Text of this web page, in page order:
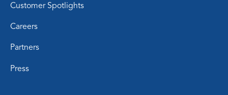
Customer Spotlights
Careers
Partners
Press